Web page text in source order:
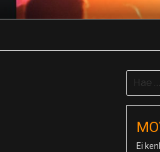
Skip
to
Search
for:
Ei